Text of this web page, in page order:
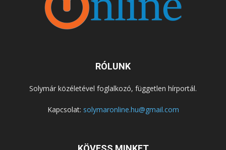
RÓLUNK
Solymár közéletével foglalkozó, független hírportál.
Kapcsolat: solymaronline.hu@gmail.com